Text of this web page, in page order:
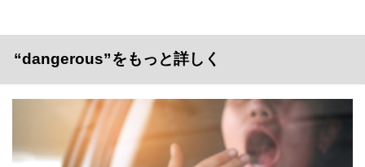
“dangerous”をもっと詳しく